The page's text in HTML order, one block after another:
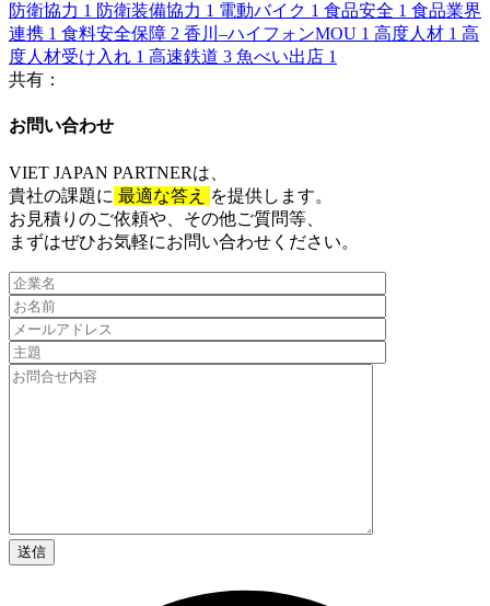
防衛協力 1 防衛装備協力 1 電動バイク 1 食品安全 1 食品業界
連携 1 食料安全保障 2 香川–ハイフォンMOU 1 高度人材 1 高
度人材受け入れ 1 高速鉄道 3 魚べい出店 1
共有：
お問い合わせ​
VIET JAPAN PARTNERは、
貴社の課題に 最適な答え
を提供します。
お見積りのご依頼や、その他ご質問等、​
まずはぜひお気軽にお問い合わせください。​